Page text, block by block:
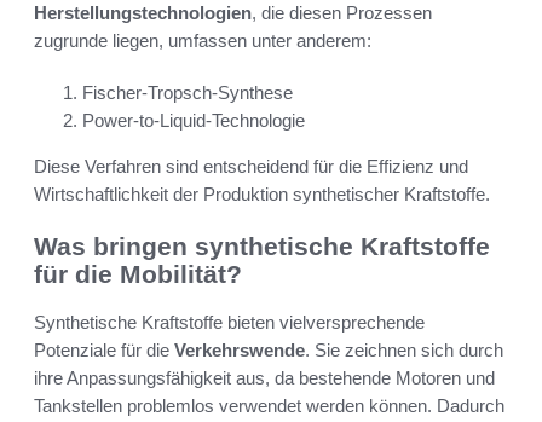
Herstellungstechnologien, die diesen Prozessen
zugrunde liegen, umfassen unter anderem:
Fischer-Tropsch-Synthese
Power-to-Liquid-Technologie
Diese Verfahren sind entscheidend für die Effizienz und
Wirtschaftlichkeit der Produktion synthetischer Kraftstoffe.
Was bringen synthetische Kraftstoffe
für die Mobilität?
Synthetische Kraftstoffe bieten vielversprechende
Potenziale für die Verkehrswende. Sie zeichnen sich durch
ihre Anpassungsfähigkeit aus, da bestehende Motoren und
Tankstellen problemlos verwendet werden können. Dadurch